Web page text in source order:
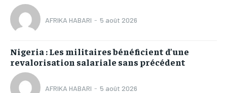
AFRIKA HABARI - 5 août 2026
Nigeria : Les militaires bénéficient d’une
revalorisation salariale sans précédent
AFRIKA HABARI - 5 août 2026